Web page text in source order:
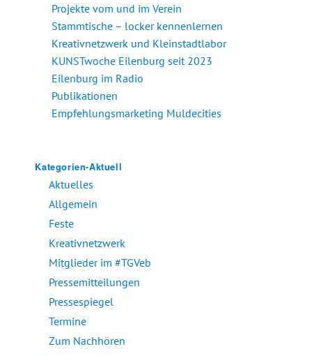
Projekte vom und im Verein
Stammtische – locker kennenlernen
Kreativnetzwerk und Kleinstadtlabor
KUNSTwoche Eilenburg seit 2023
Eilenburg im Radio
Publikationen
Empfehlungsmarketing Muldecities
Kategorien-Aktuell
Aktuelles
Allgemein
Feste
Kreativnetzwerk
Mitglieder im #TGVeb
Pressemitteilungen
Pressespiegel
Termine
Zum Nachhören